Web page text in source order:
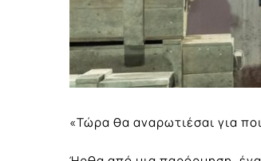
«Τώρα θα αναρωτιέσαι για